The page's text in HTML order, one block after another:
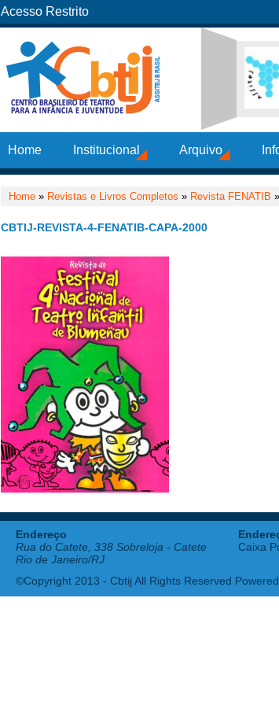
Acesso Restrito
Home Institucional Arquivo
Home » Revistas e Livros Completos » Revista FENATIB »
CBTIJ-REVISTA-4-FENATIB-CAPA-2000
Endereço
Rua do Catete, 338 Sobreloja - Catete
Rio de Janeiro/RJ
Caixa
©Copyright 2013 - Cbtij All Rights Reserved